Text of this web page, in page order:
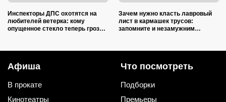
Инспекторы ДПС охотятся на
любителей ветерка: кому
опущенное стекло теперь грозит
Зачем нужно класть лавровый
лист в кармашек трусов:
запомните и незамужним
Афиша
В прокате
Кинотеатры
Что посмотреть
Подборки
Премьеры